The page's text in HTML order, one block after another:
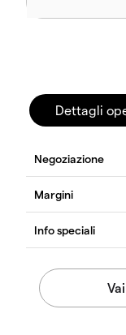
Dettagli